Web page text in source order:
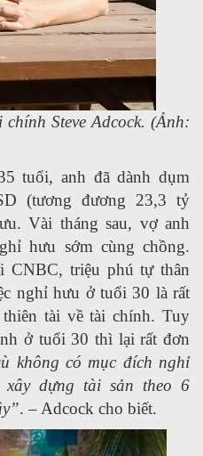
Steve Adcock. (Ảnh:
tuổi, anh đã dành dụm
(tương đương 23,3 tỷ
Vài tháng sau, vợ anh
hưu sớm cùng chồng.
CNBC, triệu phú tự thân
nghỉ hưu ở tuổi 30 là rất
tài về tài chính. Tuy
ở tuổi 30 thì lại rất đơn
không có mục đích nghỉ
xây dựng tài sản theo 6
. – Adcock cho biết.